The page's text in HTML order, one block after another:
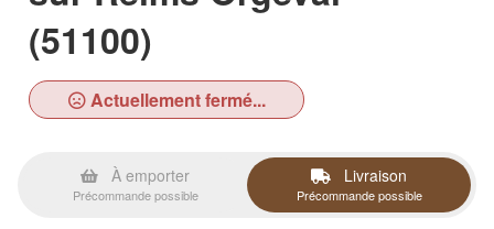
(51100)
Actuellement fermé...
À emporter
Précommande possible
Livraison
Précommande possible